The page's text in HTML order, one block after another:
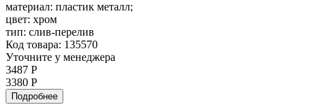
материал: пластик металл;
цвет: хром
тип: слив-перелив
Код товара: 135570
Уточните у менеджера
3487 Р
3380 Р
Подробнее